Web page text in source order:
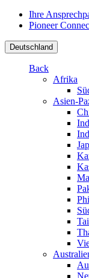
Ihre
Pioneer
Deutschland
Back
Afrika
Asien-